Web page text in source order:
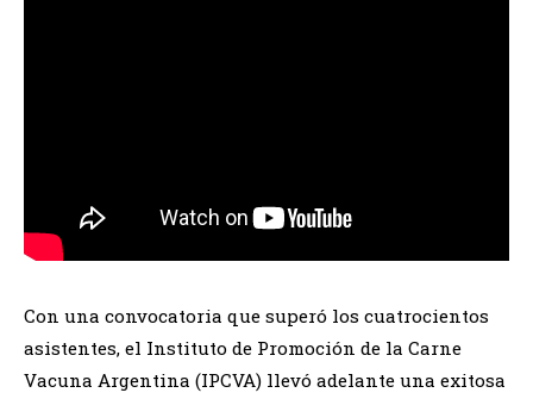
Con una convocatoria que superó los cuatrocientos
asistentes, el Instituto de Promoción de la Carne
Vacuna Argentina (IPCVA) llevó adelante una exitosa